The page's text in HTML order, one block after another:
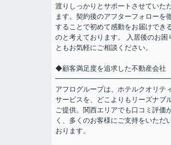
渡りしっかりとサポートさせていた
ます。契約後のアフターフォローを
することで初めて感動をお届けでき
のと考えております。 入居後のお困
ともお気軽にご相談ください。
◆顧客満足度を追求した不動産会社
アフログループは、ホテルクオリテ
サービスを、どこよりもリーズナブ
ご提供。関西エリアでも口コミ評価
く、多くのお客様にご支持をいただ
おります。